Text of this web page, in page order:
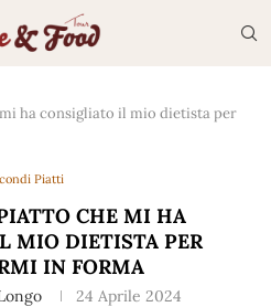
ha consigliato il mio dietista per
Piatti
CHE MI HA
MIO DIETISTA PER
IN FORMA
24 Aprile 2024